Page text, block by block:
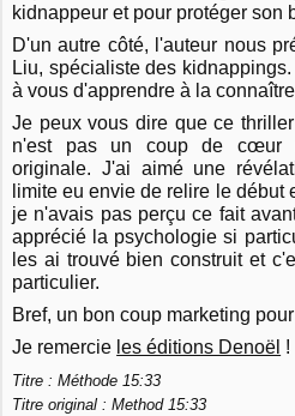
kidnappeur et pour protéger son
D'un autre côté, l'auteur nous
Liu, spécialiste des
à vous d'apprendre à la
Je peux vous dire que ce
n'est pas un coup de cœur
originale. J'ai aimé une
limite eu envie de relire le début
je n'avais pas perçu ce fait
apprécié la psychologie si
les ai trouvé bien construit et
particulier.
Bref, un bon coup marketing
Je remercie les éditions Denoël !
Titre : Méthode 15:33
Titre original : Method 15:33